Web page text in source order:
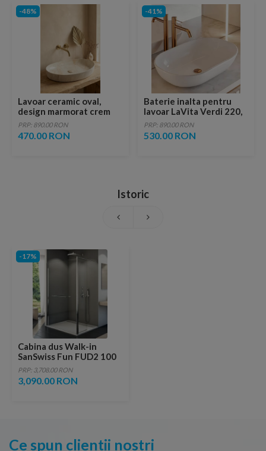
-48%
Lavoar ceramic oval,
design marmorat crem
lucios cu vene aurii,
ventil inclus
PRP: 890.00 RON
470.00 RON
-41%
Baterie inalta pentru
lavoar LaVita Verdi 220,
fara ventil, brushed
copper
PRP: 890.00 RON
530.00 RON
Istoric
-17%
Cabina dus Walk-in
SanSwiss Fun FUD2 100
x 40 x H200 cm sticla
Durlux
PRP: 3,708.00 RON
3,090.00 RON
Ce spun clientii nostri